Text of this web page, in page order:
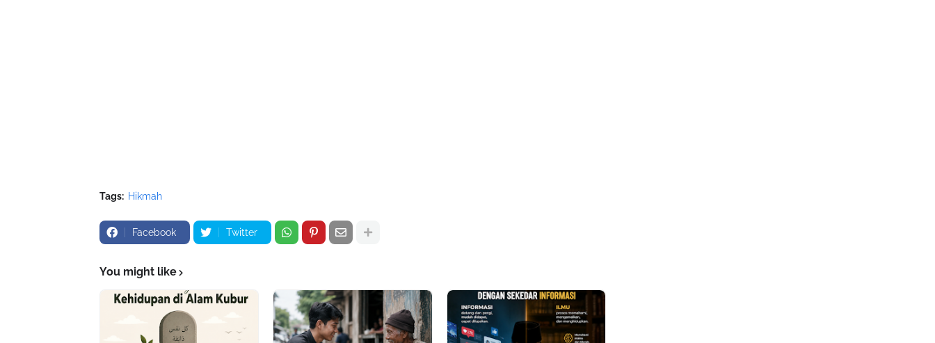
Tags: Hikmah
Facebook Twitter
You might like